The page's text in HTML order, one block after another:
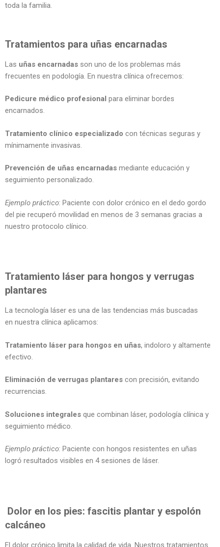
toda la familia.
Tratamientos para uñas encarnadas
Las uñas encarnadas son uno de los problemas más
frecuentes en podología. En nuestra clínica ofrecemos:
Pedicure médico profesional para eliminar bordes
encarnados.
Tratamiento clínico especializado con técnicas seguras y
mínimamente invasivas.
Prevención de uñas encarnadas mediante educación y
seguimiento personalizado.
Ejemplo práctico: Paciente con dolor crónico en el dedo gordo
del pie recuperó movilidad en menos de 3 semanas gracias a
nuestro protocolo clínico.
Tratamiento láser para hongos y verrugas
plantares
La tecnología láser es una de las tendencias más buscadas
en nuestra clínica aplicamos:
Tratamiento láser para hongos en uñas, indoloro y altamente
efectivo.
Eliminación de verrugas plantares con precisión, evitando
recurrencias.
Soluciones integrales que combinan láser, podología clínica y
seguimiento médico.
Ejemplo práctico: Paciente con hongos resistentes en uñas
logró resultados visibles en 4 sesiones de láser.
Dolor en los pies: fascitis plantar y espolón
calcáneo
El dolor crónico limita la calidad de vida. Nuestros tratamientos